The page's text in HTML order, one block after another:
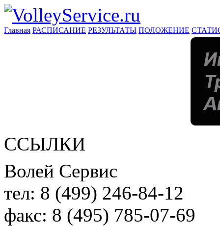
Главная РАСПИСАНИЕ РЕЗУЛЬТАТЫ ПОЛОЖЕНИЕ
ССЫЛКИ
Волей Сервис
тел: 8 (499) 246-84-12
факс: 8 (495) 785-07-69